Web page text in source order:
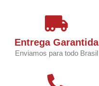
Entrega Garantida
Enviamos para todo Brasil